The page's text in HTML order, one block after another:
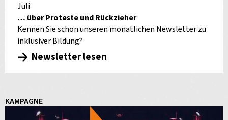
Juli
… über Proteste und Rückzieher
Kennen Sie schon unseren monatlichen Newsletter zu
inklusiver Bildung?
Newsletter lesen
KAMPAGNE